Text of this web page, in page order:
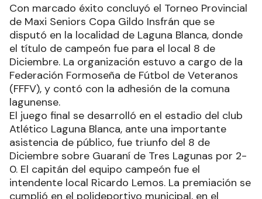
Con marcado éxito concluyó el Torneo Provincial
de Maxi Seniors Copa Gildo Insfrán que se
disputó en la localidad de Laguna Blanca, donde
el título de campeón fue para el local 8 de
Diciembre. La organización estuvo a cargo de la
Federación Formoseña de Fútbol de Veteranos
(FFFV), y contó con la adhesión de la comuna
lagunense.
El juego final se desarrolló en el estadio del club
Atlético Laguna Blanca, ante una importante
asistencia de público, fue triunfo del 8 de
Diciembre sobre Guaraní de Tres Lagunas por 2-
0. El capitán del equipo campeón fue el
intendente local Ricardo Lemos. La premiación se
cumplió en el polideportivo municipal, en el